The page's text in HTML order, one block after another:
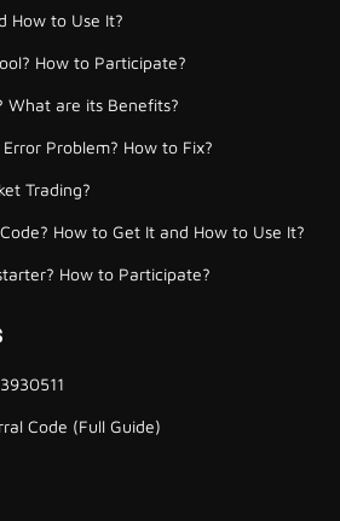
How to Use It?
How to Participate?
What are its Benefits?
Problem? How to Fix?
Trading?
How to Get It and How to Use It?
How to Participate?
Code (Full Guide)